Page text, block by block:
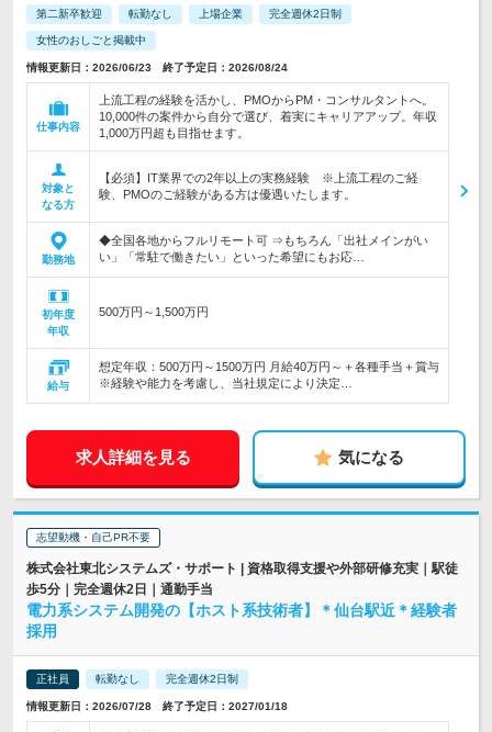
第二新卒歓迎 転勤なし 上場企業 完全週休2日制
女性のおしごと掲載中
情報更新日：2026/06/23 終了予定日：2026/08/24
仕事内容
上流工程の経験を活かし、PMOからPM・コンサルタントへ。
10,000件の案件から自分で選び、着実にキャリアアップ。年収
1,000万円超も目指せます。
対象と
なる方
【必須】IT業界での2年以上の実務経験 ※上流工程のご経
験、PMOのご経験がある方は優遇いたします。
勤務地
◆全国各地からフルリモート可 ⇒もちろん「出社メインがい
い」「常駐で働きたい」といった希望にもお応…
初年度
年収
500万円～1,500万円
給与
想定年収：500万円～1500万円 月給40万円～＋各種手当＋賞与
※経験や能力を考慮し、当社規定により決定…
求人詳細を見る 気になる
志望動機・自己PR不要
株式会社東北システムズ・サポート | 資格取得支援や外部研修充実｜駅徒
歩5分｜完全週休2日｜通勤手当
電力系システム開発の【ホスト系技術者】＊仙台駅近＊経験者
採用
正社員 転勤なし 完全週休2日制
情報更新日：2026/07/28 終了予定日：2027/01/18